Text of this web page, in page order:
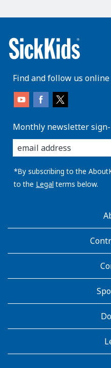
Find and follow us online
Monthly newsletter
enter
you
email
address:
*By subscribing to the
to the Legal terms below.
AboutKidsHealth